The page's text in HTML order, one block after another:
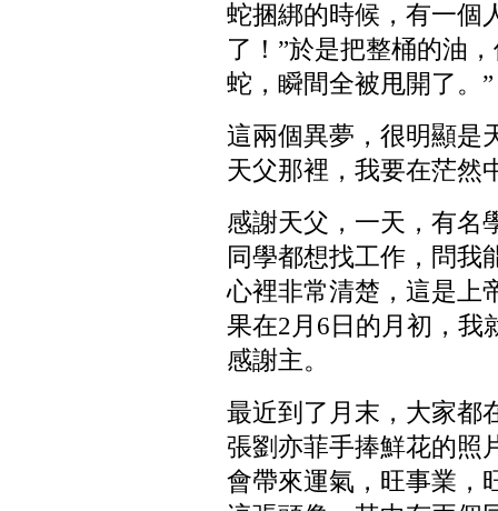
蛇捆綁的時候，有一個
了！”於是把整桶的油
蛇，瞬間全被甩開了。”
這兩個異夢，很明顯是
天父那裡，我要在茫然
感謝天父，一天，有名
同學都想找工作，問我
心裡非常清楚，這是上
果在2月6日的月初，我
感謝主。
最近到了月末，大家都
張劉亦菲手捧鮮花的照
會帶來運氣，旺事業，